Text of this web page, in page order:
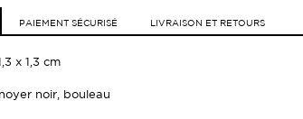
PAIEMENT SÉCURISÉ LIVRAISON ET RETOURS
x 1,3 cm
noir, bouleau